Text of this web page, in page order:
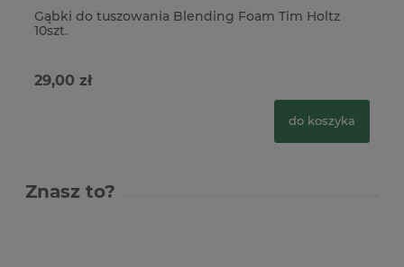
Gąbki do tuszowania Blending Foam Tim Holtz
10szt.
29,00 zł
do koszyka
Znasz to?